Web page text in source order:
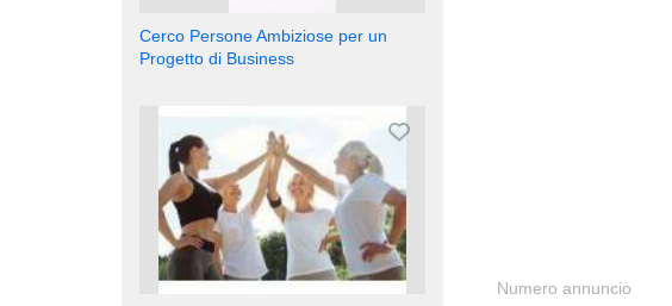
Numero annuncio
Cerco Persone Ambiziose per un
Progetto di Business